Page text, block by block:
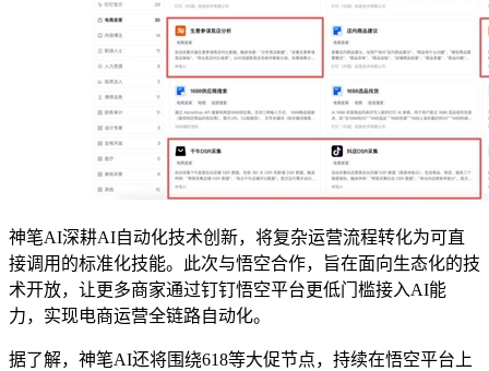
神笔AI深耕AI自动化技术创新，将复杂运营流程转化为可直
接调用的标准化技能。此次与悟空合作，旨在面向生态化的技
术开放，让更多商家通过钉钉悟空平台更低门槛接入AI能
力，实现电商运营全链路自动化。
据了解，神笔AI还将围绕618等大促节点，持续在悟空平台上